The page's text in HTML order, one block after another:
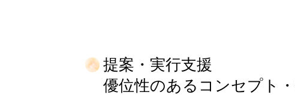
提案・実行支援
優位性のあるコンセプト